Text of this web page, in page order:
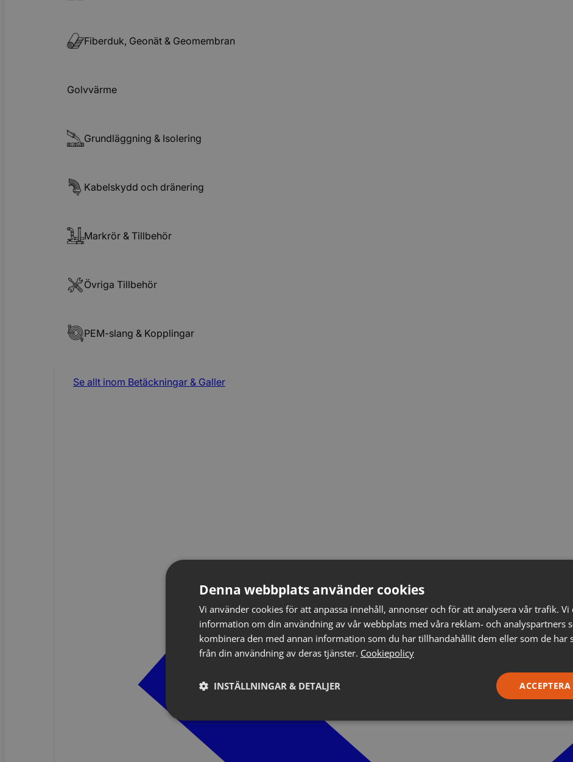
Fiberduk, Geonät & Geomembran
Golvvärme
Grundläggning & Isolering
Kabelskydd och dränering
Markrör & Tillbehör
Övriga Tillbehör
PEM-slang & Kopplingar
Se allt inom Betäckningar & Galler
Denna webbplats använder cookies
Vi använder cookies för att anpassa innehåll, annonser och för att analysera vår trafik. Vi
information om din användning av vår webbplats med våra reklam- och analyspartners
kombinera den med annan information som du har tillhandahållit dem eller som de har
från din användning av deras tjänster. Cookiepolicy
INSTÄLLNINGAR & DETALJER